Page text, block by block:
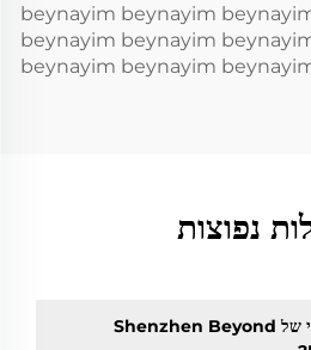
beynayim beynayim
beynayim beynayim
beynayim beynayim
נפוצות
מהו תחום העיסוק המרכזי של Shenzhen Beyond